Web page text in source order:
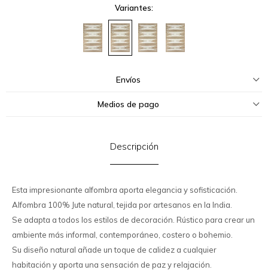
Variantes:
Envíos
Medios de pago
Descripción
Esta impresionante alfombra aporta elegancia y sofisticación.
Alfombra 100% Jute natural, tejida por artesanos en la India.
Se adapta a todos los estilos de decoración. Rústico para crear un
ambiente más informal, contemporáneo, costero o bohemio.
Su diseño natural añade un toque de calidez a cualquier
habitación y aporta una sensación de paz y relajación.